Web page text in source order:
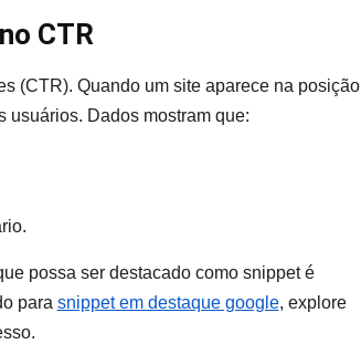
CTR
(CTR). Quando um site aparece na posição
usuários. Dados mostram que:
possa ser destacado como snippet é
para snippet em destaque google, explore